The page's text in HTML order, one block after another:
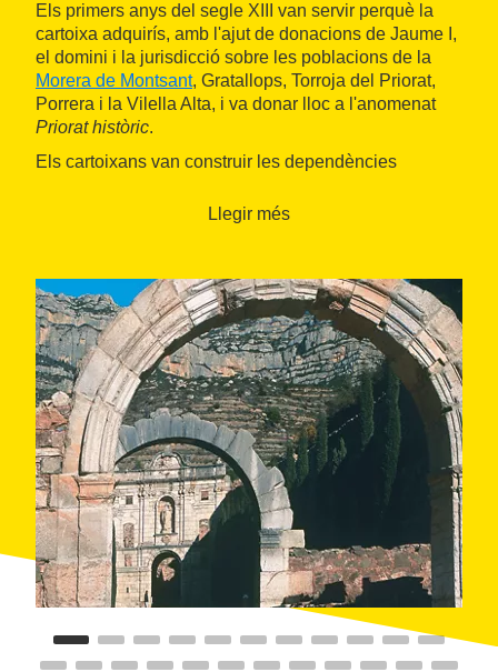
Els primers anys del segle XIII van servir perquè la
cartoixa adquirís, amb l'ajut de donacions de Jaume I,
el domini i la jurisdicció sobre les poblacions de la
Morera de Montsant, Gratallops, Torroja del Priorat,
Porrera i la Vilella Alta, i va donar lloc a l'anomenat
Priorat històric.
Els cartoixans van construir les dependències
església de Santa Maria
(ditde recordationis) i diverses capelles, així com
algunes dependències del servei.
Posteriorment, gràcies a la protecció reial i al prestigi
de la cartoixa, el conjunt va ser ampliat i se'n va
duplicar la capacitat, amb unnou claustre gòtic
(1333) i 12 cel·les més. Una ampliació que va cloure
el 1403 amb la construcció d'un últim claustre d'estil
gòtic florit.
Els segles XVI, XVII i XVIII van aportar un aire
classicista i barroc a la cartoixa per les reformes que
s'hi van dur a terme. La cultura i l'agricultura, sobretot
de la vinya, van experimentar un fort creixement
gràcies a les activitats i aportacions de la cartoixa
d'Escaladei.
El cenobi va ser abandonat amb la desamortització de
Mendizábal, el 1835, i actualment es troba en un
Llegir més